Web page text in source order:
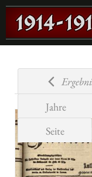
Jahre
Seite